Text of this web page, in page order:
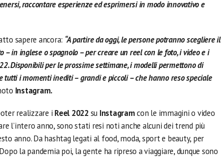
raccontare esperienze ed esprimersi in modo innovativo e
sapere ancora: “A partire da oggi, le persone potranno scegliere il
– in inglese o spagnolo – per creare un reel con le foto, i video e i
Disponibili per le prossime settimane, i modelli permettono di
tutti i momenti inediti – grandi e piccoli – che hanno reso speciale
Instagram.
realizzare i Reel 2022 su Instagramcon le immagini o video
l’intero anno, sono stati resi noti anche alcuni dei trend più
anno. Da hashtag legati al food, moda, sport e beauty, per
la pandemia poi, la gente ha ripreso a viaggiare, dunque sono